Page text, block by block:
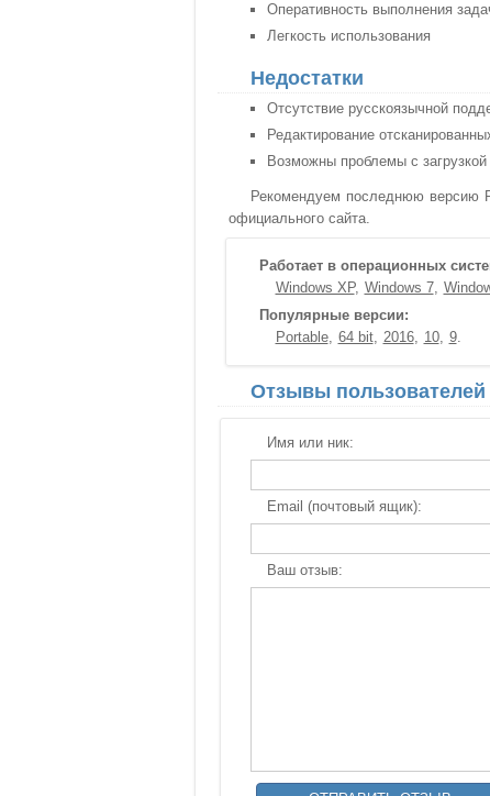
Оперативность выполнения
Легкость использования
Недостатки
Отсутствие русскоязычной
Редактирование
Возможны проблемы с загрузкой
Рекомендуем последнюю версию
официального сайта.
Работает в операционных
Windows XP
Windows 7
Популярные версии:
Portable
64 bit 2016 10 9
Отзывы пользователей
Имя или ник:
Email (почтовый ящик):
Ваш отзыв: